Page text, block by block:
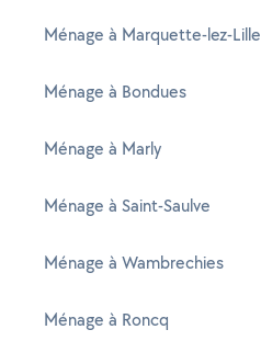
Ménage à Marquette-lez-Lille
Ménage à Bondues
Ménage à Marly
Ménage à Saint-Saulve
Ménage à Wambrechies
Ménage à Roncq